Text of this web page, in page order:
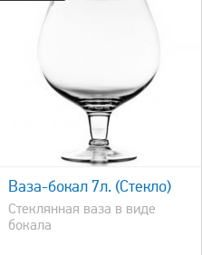
Ваза-бокал 7л. (Стекло)
Стеклянная ваза в виде
бокала